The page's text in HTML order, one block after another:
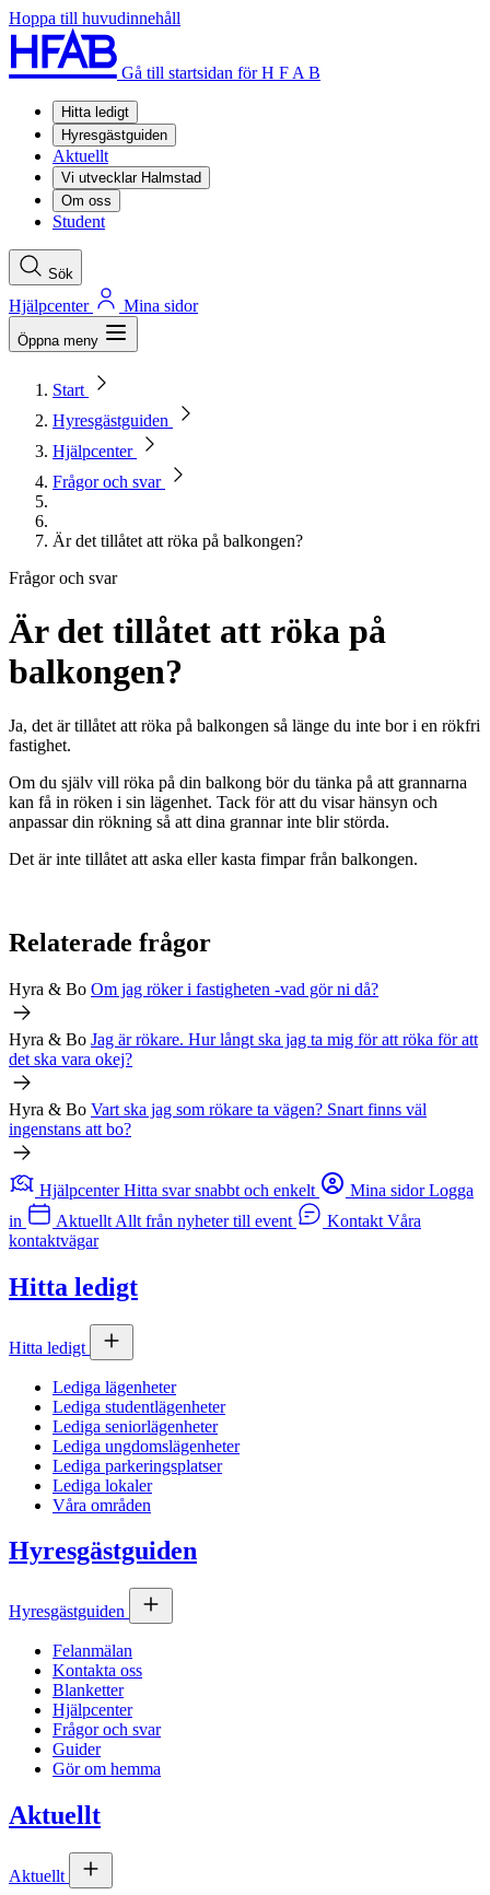
Hoppa till huvudinnehåll
Gå till startsidan för H F A B
Hitta ledigt
Hyresgästguiden
Aktuellt
Vi utvecklar Halmstad
Om oss
Student
Sök
Hjälpcenter Mina sidor
Öppna meny
Start
Hyresgästguiden
Hjälpcenter
Frågor och svar
Är det tillåtet att röka på balkongen?
Frågor och svar
Är det tillåtet att röka på
balkongen?
Ja, det är tillåtet att röka på balkongen så länge du inte bor i en rökfri
fastighet.
Om du själv vill röka på din balkong bör du tänka på att grannarna
kan få in röken i sin lägenhet. Tack för att du visar hänsyn och
anpassar din rökning så att dina grannar inte blir störda.
Det är inte tillåtet att aska eller kasta fimpar från balkongen.
Relaterade frågor
Hyra & Bo Om jag röker i fastigheten -vad gör ni då?
Hyra & Bo Jag är rökare. Hur långt ska jag ta mig för att röka för att
det ska vara okej?
Hyra & Bo Vart ska jag som rökare ta vägen? Snart finns väl
ingenstans att bo?
Hjälpcenter Hitta svar snabbt och enkelt Mina sidor Logga
in
Aktuellt Allt från nyheter till event Kontakt Våra
kontaktvägar
Hitta ledigt
Hitta ledigt
Lediga lägenheter
Lediga studentlägenheter
Lediga seniorlägenheter
Lediga ungdomslägenheter
Lediga parkeringsplatser
Lediga lokaler
Våra områden
Hyresgästguiden
Hyresgästguiden
Felanmälan
Kontakta oss
Blanketter
Hjälpcenter
Frågor och svar
Guider
Gör om hemma
Aktuellt
Aktuellt